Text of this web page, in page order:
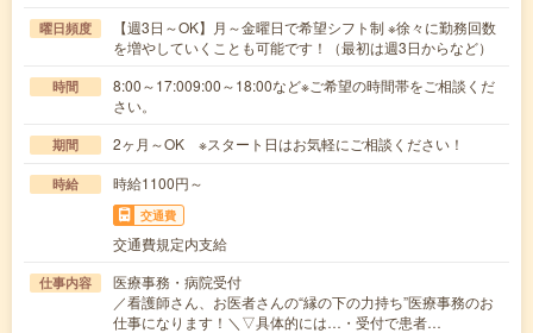
曜日頻度
【週3日～OK】月～金曜日で希望シフト制 ※徐々に勤務回数
を増やしていくことも可能です！（最初は週3日からなど）
時間
8:00～17:009:00～18:00など※ご希望の時間帯をご相談くだ
さい。
期間 2ヶ月～OK ※スタート日はお気軽にご相談ください！
時給 時給1100円～
交通費
交通費規定内支給
仕事内容
医療事務・病院受付
／看護師さん、お医者さんの“縁の下の力持ち”医療事務のお
仕事になります！＼▽具体的には…・受付で患者…